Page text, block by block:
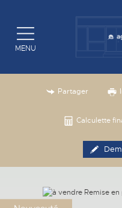
MENU
Partager
Calculette